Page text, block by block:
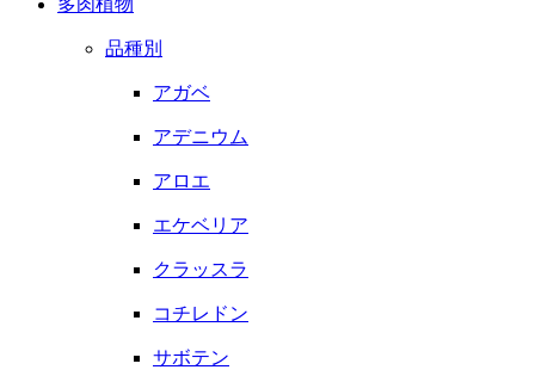
品種別
アガベ
アデニウム
アロエ
エケベリア
クラッスラ
コチレドン
サボテン